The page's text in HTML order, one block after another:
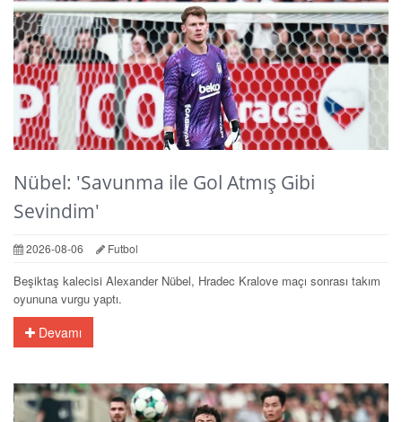
Nübel: 'Savunma ile Gol Atmış Gibi
Sevindim'
2026-08-06 Futbol
Beşiktaş kalecisi Alexander Nübel, Hradec Kralove maçı sonrası takım
oyununa vurgu yaptı.
Devamı